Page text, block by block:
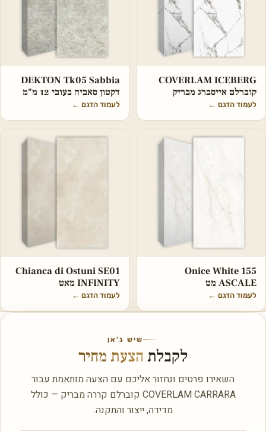
COVERLAM ICEBERG
קוברלם אייסברג מבריק
לעמוד הדגם ←
DEKTON Tk05 Sabbia
דקטון סאביה בעובי 12 מ"מ
לעמוד הדגם ←
Onice White 155
ASCALE מט
לעמוד הדגם ←
Chianca di Ostuni SE01
INFINITY מאט
לעמוד הדגם ←
שיש ג'אן
לקבלת הצעת מחיר
השאירו פרטים ונחזור אליכם עם הצעה מותאמת עבור
COVERLAM CARRARA קוברלם קררה מבריק — כולל
מדידה, ייצור והתקנה.